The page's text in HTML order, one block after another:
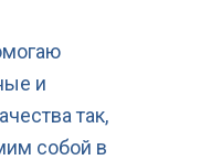
и
так,
собой в